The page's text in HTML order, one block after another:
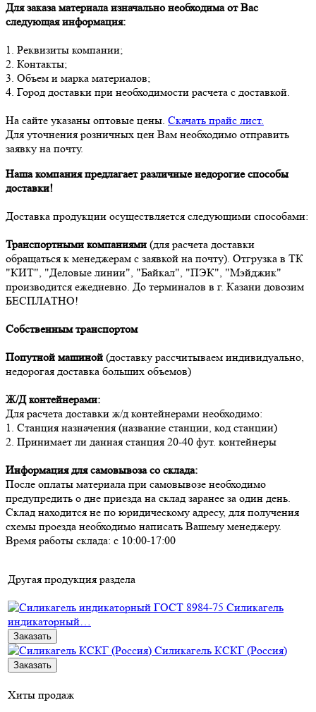
Для заказа материала изначально необходима от Вас
следующая информация:
1. Реквизиты компании;
2. Контакты;
3. Объем и марка материалов;
4. Город доставки при необходимости расчета с доставкой.
На сайте указаны оптовые цены. Скачать прайс лист.
Для уточнения розничных цен Вам необходимо отправить
заявку на почту.
Наша компания предлагает различные недорогие способы
доставки!
Доставка продукции осуществляется следующими способами:
Транспортными компаниями (для расчета доставки
обращаться к менеджерам с заявкой на почту). Отгрузка в ТК
"КИТ", "Деловые линии", "Байкал", "ПЭК", "Мэйджик"
производится ежедневно. До терминалов в г. Казани довозим
БЕСПЛАТНО!
Собственным транспортом
Попутной машиной (доставку рассчитываем индивидуально,
недорогая доставка больших объемов)
Ж/Д контейнерами:
Для расчета доставки ж/д контейнерами необходимо:
1. Станция назначения (название станции, код станции)
2. Принимает ли данная станция 20-40 фут. контейнеры
Информация для самовывоза со склада:
После оплаты материала при самовывозе необходимо
предупредить о дне приезда на склад заранее за один день.
Склад находится не по юридическому адресу, для получения
схемы проезда необходимо написать Вашему менеджеру.
Время работы склада: с 10:00-17:00
Другая продукция раздела
Силикагель
индикаторный…
Заказать
Силикагель КСКГ (Россия)
Заказать
Хиты продаж